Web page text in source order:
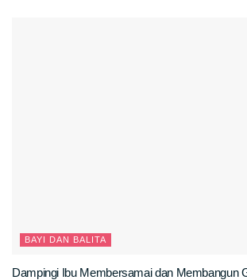
BAYI DAN BALITA
Dampingi Ibu Membersamai dan Membangun